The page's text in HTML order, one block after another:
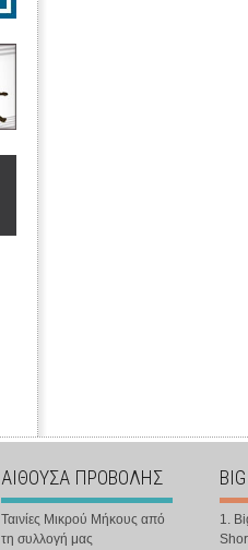
ΑΙΘΟΥΣΑ ΠΡΟΒΟΛΗΣ
Ταινίες Μικρού Μήκους από
τη συλλογή μας
1.